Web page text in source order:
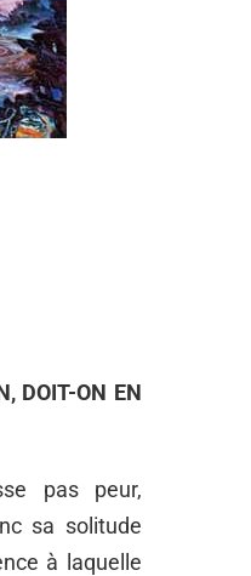
DOIT-ON EN
pas peur,
sa solitude
à laquelle